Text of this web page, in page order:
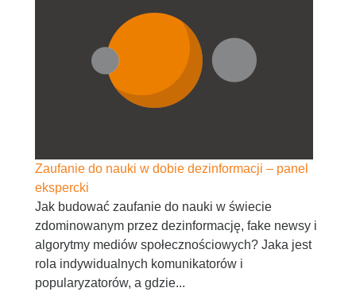
Zaufanie do nauki w dobie dezinformacji – panel
ekspercki
Jak budować zaufanie do nauki w świecie
zdominowanym przez dezinformację, fake newsy i
algorytmy mediów społecznościowych? Jaka jest
rola indywidualnych komunikatorów i
popularyzatorów, a gdzie...